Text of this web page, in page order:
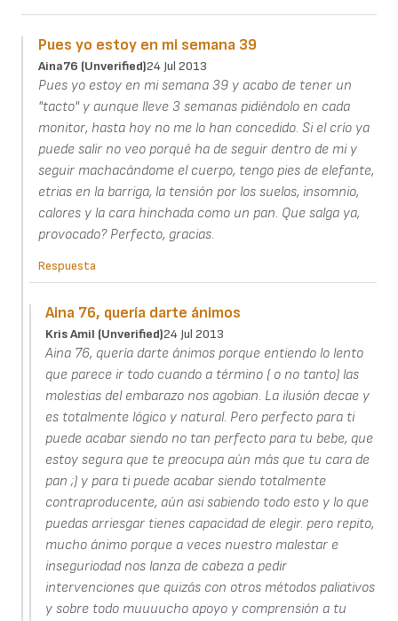
Pues yo estoy en mi semana 39
Aina76 (unverified)24 Jul 2013
Pues yo estoy en mi semana 39 y acabo de tener un
"tacto" y aunque lleve 3 semanas pidiéndolo en cada
monitor, hasta hoy no me lo han concedido. Si el crío ya
puede salir no veo porqué ha de seguir dentro de mi y
seguir machacándome el cuerpo, tengo pies de elefante,
etrias en la barriga, la tensión por los suelos, insomnio,
calores y la cara hinchada como un pan. Que salga ya,
provocado? Perfecto, gracias.
Respuesta
Aina 76, quería darte ánimos
Kris Amil (unverified)24 Jul 2013
Aina 76, quería darte ánimos porque entiendo lo lento
que parece ir todo cuando a término ( o no tanto) las
molestias del embarazo nos agobian. La ilusión decae y
es totalmente lógico y natural. Pero perfecto para ti
puede acabar siendo no tan perfecto para tu bebe, que
estoy segura que te preocupa aún más que tu cara de
pan ;) y para ti puede acabar siendo totalmente
contraproducente, aún asi sabiendo todo esto y lo que
puedas arriesgar tienes capacidad de elegir. pero repito,
mucho ánimo porque a veces nuestro malestar e
inseguriodad nos lanza de cabeza a pedir
intervenciones que quizás con otros métodos paliativos
y sobre todo muuuucho apoyo y comprensión a tu